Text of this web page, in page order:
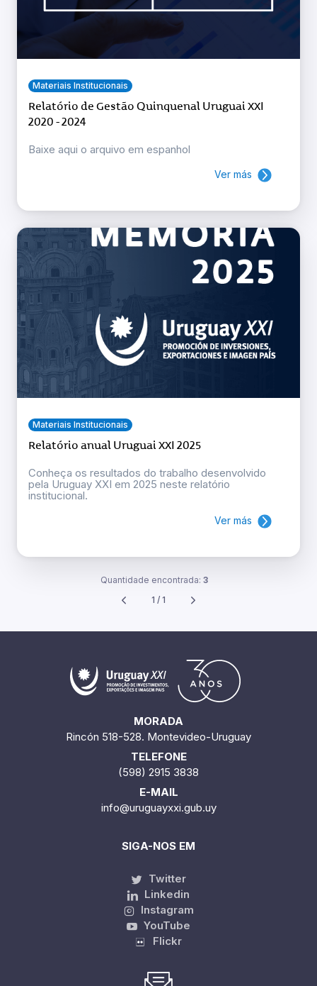
Materiais Institucionais
Relatório de Gestão Quinquenal Uruguai XXI
2020 - 2024
Baixe aqui o arquivo em espanhol
Ver más
Materiais Institucionais
Relatório anual Uruguai XXI 2025
Conheça os resultados do trabalho desenvolvido
pela Uruguay XXI em 2025 neste relatório
institucional.
Ver más
Quantidade encontrada: 3
1 / 1
MORADA
Rincón 518-528. Montevideo-Uruguay
TELEFONE
(598) 2915 3838
E-MAIL
info@uruguayxxi.gub.uy
SIGA-NOS EM
Twitter
Linkedin
Instagram
YouTube
Flickr